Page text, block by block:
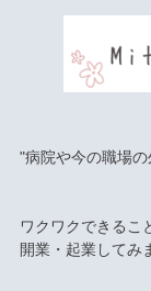
"病院や今の職場
ワクワクできるこ
開業・起業してみ